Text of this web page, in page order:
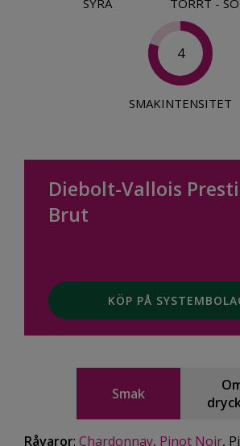
SYRA TORRT -
4
SMAKINTENSITET
Diebolt-Vallois
Brut
KÖP PÅ
Smak
Råvaror: Chardonnay, Pinot Noir,